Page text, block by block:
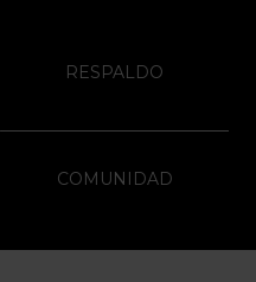
RESPALDO
COMUNIDAD